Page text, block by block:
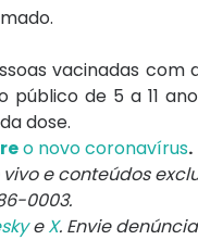
vacinadas com
de 5 a 11
dose.
o novo coronavírus.
e conteúdos
0003.
eX. Envie